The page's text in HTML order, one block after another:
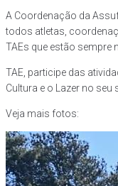
A Coordenação da
todos atletas,
TAEs que estão
TAE, participe das
Cultura e o Lazer no seu
Veja mais fotos: